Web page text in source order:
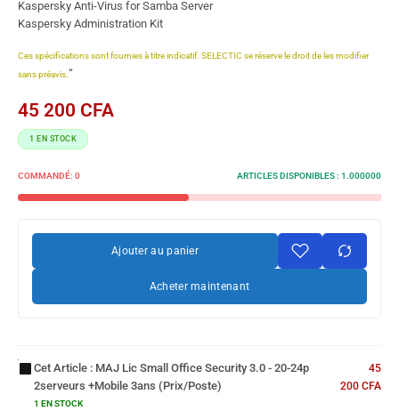
Kaspersky Anti-Virus for Samba Server
Kaspersky Administration Kit
Ces spécifications sont fournies à titre indicatif. SELECTIC se réserve le droit de les modifier
sans préavis.“
45 200 CFA
1 EN STOCK
COMMANDÉ: 0 ARTICLES DISPONIBLES : 1.000000
Ajouter au panier
Acheter maintenant
Small
- 20-24p
2serveurs
Cet Article : MAJ Lic Small Office Security 3.0 - 20-24p
2serveurs +Mobile 3ans (prix/poste)
1 EN STOCK
45
200 CFA
DIG 70834
Adaptateur